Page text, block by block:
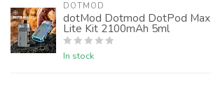
DOTMOD
dotMod Dotmod DotPod Max
Lite Kit 2100mAh 5ml
In stock